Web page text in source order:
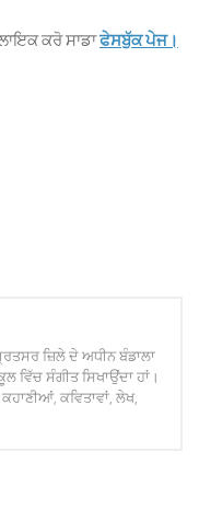
ਕਰੋ ਸਾਡਾਫੇਸਬੁੱਕ ਪੇਜ।
ਜ਼ਿਲੇ ਦੇ ਅਧੀਨ ਬੰਡਾਲਾ
ਵਿੱਚ ਸੰਗੀਤ ਸਿਖਾਉਂਦਾ ਹਾਂ।
ਕਵਿਤਾਵਾਂ, ਲੇਖ,